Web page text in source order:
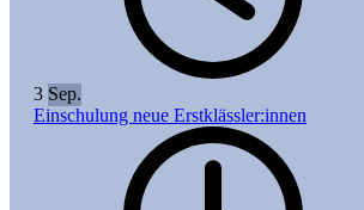
3 Sep.
Einschulung neue Erstklässler:innen